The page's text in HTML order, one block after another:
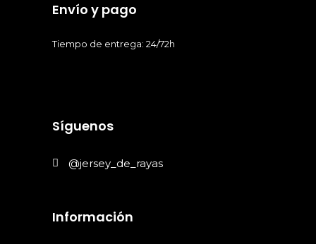
Envío y pago
Tiempo de entrega: 24/72h
Síguenos
@jersey_de_rayas
Información